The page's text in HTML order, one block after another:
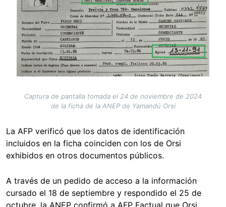
Captura de pantalla tomada el 24 de noviembre de 2024
de la ficha de la ANEP de Yamandú Orsi
La AFP verificó que los datos de identificación
incluidos en la ficha coinciden con los de Orsi
exhibidos en otros documentos públicos.
A través de un pedido de acceso a la información
cursado el 18 de septiembre y respondido el 25 de